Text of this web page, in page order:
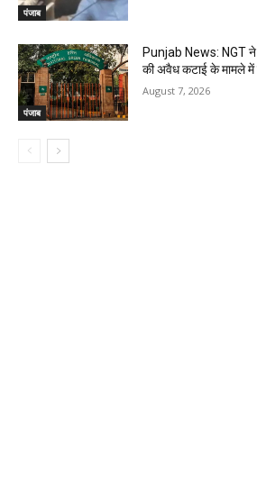
पंजाब
पंजाब
Punjab News: NGT
की अवैध कटाई के मामले में
August 7, 2026